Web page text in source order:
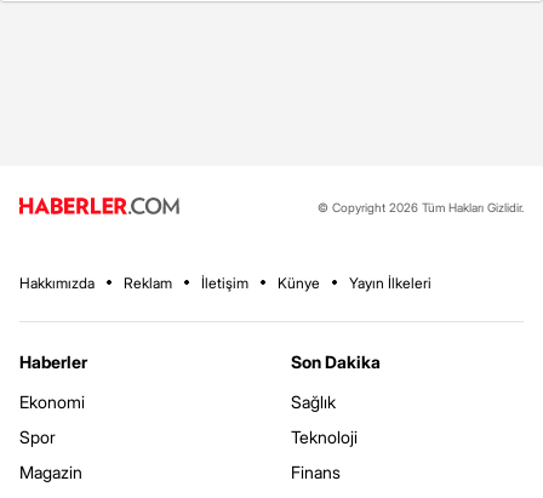
© Copyright 2026 Tüm Hakları Gizlidir.
Hakkımızda Reklam İletişim Künye Yayın İlkeleri
Haberler
Ekonomi
Spor
Magazin
Son Dakika
Sağlık
Teknoloji
Finans